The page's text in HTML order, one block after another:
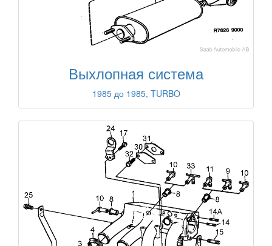
Выхлопная система
1985 до 1985, TURBO